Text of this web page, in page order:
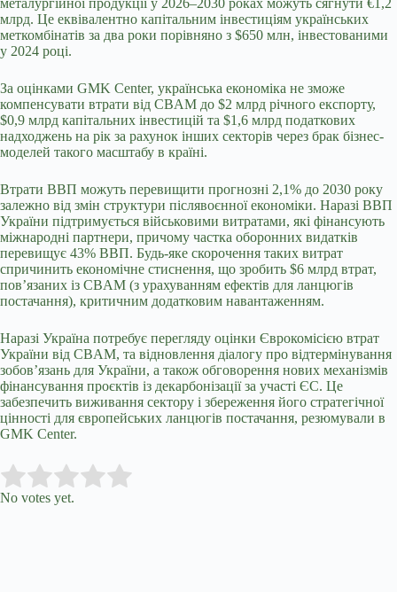
млрд. Це еквівалентно капітальним інвестиціям українських
меткомбінатів за два роки порівняно з $650 млн, інвестованими
у 2024 році.
За оцінками GMK Center, українська економіка не зможе
компенсувати втрати від CBAM до $2 млрд річного експорту,
$0,9 млрд капітальних інвестицій та $1,6 млрд податкових
надходжень на рік за рахунок інших секторів через брак бізнес-
моделей такого масштабу в країні.
Втрати ВВП можуть перевищити прогнозні 2,1% до 2030 року
залежно від змін структури післявоєнної економіки. Наразі ВВП
України підтримується військовими витратами, які фінансують
міжнародні партнери, причому частка оборонних видатків
перевищує 43% ВВП. Будь-яке скорочення таких витрат
спричинить економічне стиснення, що зробить $6 млрд втрат,
пов’язаних із CBAM (з урахуванням ефектів для ланцюгів
постачання), критичним додатковим навантаженням.
Наразі Україна потребує перегляду оцінки Єврокомісією втрат
України від CBAM, та відновлення діалогу про відтермінування
зобов’язань для України, а також обговорення нових механізмів
фінансування проєктів із декарбонізації за участі ЄС. Це
забезпечить виживання сектору і збереження його стратегічної
цінності для європейських ланцюгів постачання, резюмували в
GMK Center.
Rate this item:
No votes yet.